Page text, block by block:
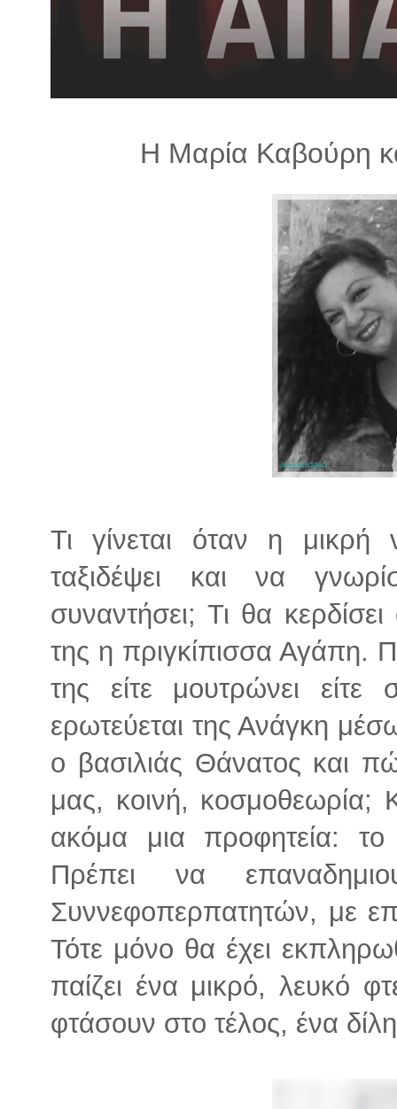
Η Μαρία Καβούρη
Τι γίνεται όταν η μικρή
ταξιδέψει και να
συναντήσει; Τι θα
της η πριγκίπισσα Αγάπη.
της είτε μουτρώνει
ερωτεύεται της Ανάγκη
ο βασιλιάς Θάνατος και
μας, κοινή,
ακόμα μια προφητεία:
Πρέπει να
Συννεφοπερπατητών, με
Τότε μόνο θα έχει
παίζει ένα μικρό, λευκό
φτάσουν στο τέλος, ένα